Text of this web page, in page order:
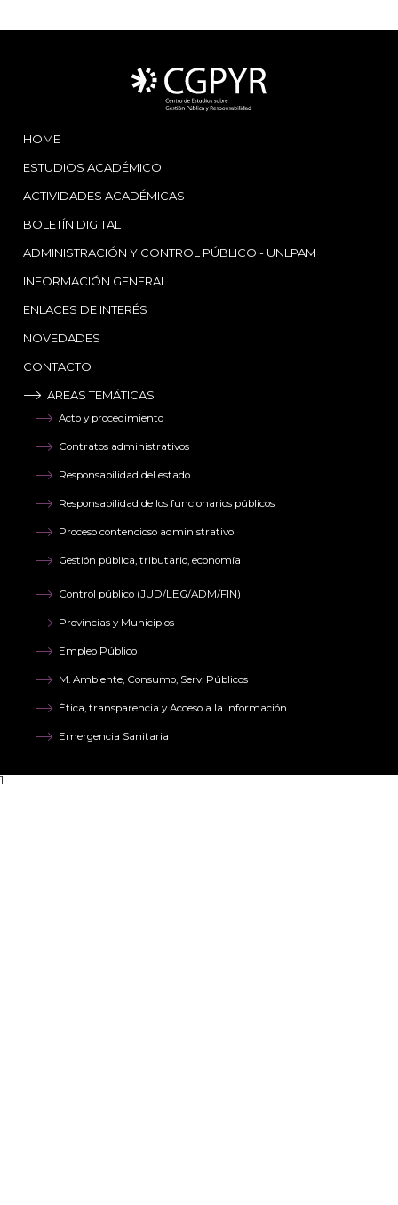
HOME
ESTUDIOS ACADÉMICO
ACTIVIDADES ACADÉMICAS
BOLETÍN DIGITAL
ADMINISTRACIÓN Y CONTROL PÚBLICO - UNLPAM
INFORMACIÓN GENERAL
ENLACES DE INTERÉS
NOVEDADES
CONTACTO
AREAS TEMÁTICAS
Acto y procedimiento
Contratos administrativos
Responsabilidad del estado
Responsabilidad de los funcionarios públicos
Proceso contencioso administrativo
Gestión pública, tributario, economía
Control público (JUD/LEG/ADM/FIN)
Provincias y Municipios
Empleo Público
M. Ambiente, Consumo, Serv. Públicos
Ética, transparencia y Acceso a la información
Emergencia Sanitaria
1